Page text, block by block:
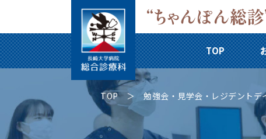
TOP
TOP 勉強会・見学会・レジデントデ